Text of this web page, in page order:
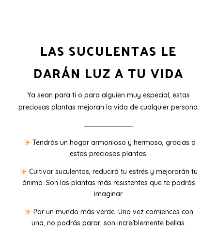
LAS SUCULENTAS LE
DARÁN LUZ A TU VIDA
Ya sean para ti o para alguien muy especial, estas
preciosas plantas mejoran la vida de cualquier persona.
Tendrás un hogar armonioso y hermoso, gracias a
estas preciosas plantas.
Cultivar suculentas, reducirá tu estrés y mejorarán tu
ánimo. Son las plantas más resistentes que te podrás
imaginar.
Por un mundo más verde. Una vez comiences con
una, no podrás parar, son increíblemente bellas.